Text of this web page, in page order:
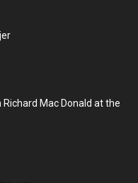
Mac Donald at the